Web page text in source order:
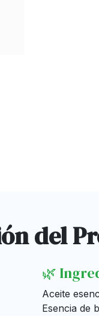
del
🌿
Aceite
Esencia de